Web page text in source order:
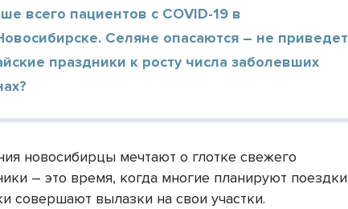
всего пациентов с COVID-19 в
Селяне опасаются – не приведет
праздники к росту числа заболевших
новосибирцы мечтают о глотке свежего
– это время, когда многие планируют поездки
совершают вылазки на свои участки.